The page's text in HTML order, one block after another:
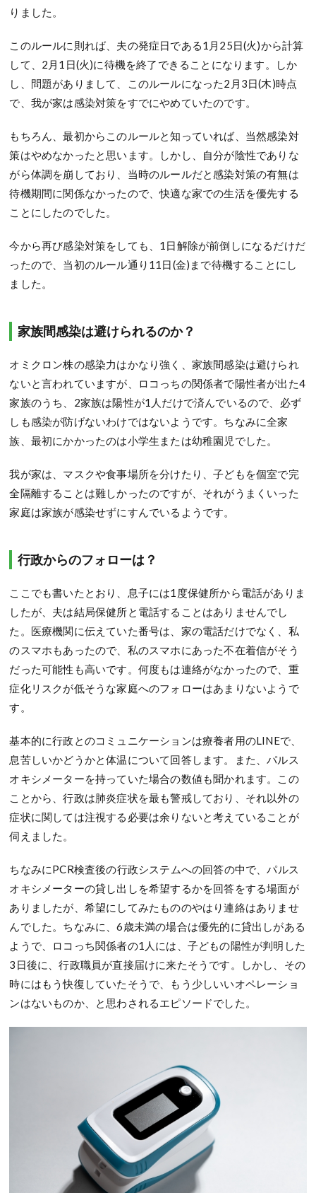
りました。
このルールに則れば、夫の発症日である1月25日(火)から計算
して、2月1日(火)に待機を終了できることになります。しか
し、問題がありまして、このルールになった2月3日(木)時点
で、我が家は感染対策をすでにやめていたのです。
もちろん、最初からこのルールと知っていれば、当然感染対
策はやめなかったと思います。しかし、自分が陰性でありな
がら体調を崩しており、当時のルールだと感染対策の有無は
待機期間に関係なかったので、快適な家での生活を優先する
ことにしたのでした。
今から再び感染対策をしても、1日解除が前倒しになるだけだ
ったので、当初のルール通り11日(金)まで待機することにし
ました。
家族間感染は避けられるのか？
オミクロン株の感染力はかなり強く、家族間感染は避けられ
ないと言われていますが、ロコっちの関係者で陽性者が出た4
家族のうち、2家族は陽性が1人だけで済んでいるので、必ず
しも感染が防げないわけではないようです。ちなみに全家
族、最初にかかったのは小学生または幼稚園児でした。
我が家は、マスクや食事場所を分けたり、子どもを個室で完
全隔離することは難しかったのですが、それがうまくいった
家庭は家族が感染せずにすんでいるようです。
行政からのフォローは？
ここでも書いたとおり、息子には1度保健所から電話がありま
したが、夫は結局保健所と電話することはありませんでし
た。医療機関に伝えていた番号は、家の電話だけでなく、私
のスマホもあったので、私のスマホにあった不在着信がそう
だった可能性も高いです。何度もは連絡がなかったので、重
症化リスクが低そうな家庭へのフォローはあまりないようで
す。
基本的に行政とのコミュニケーションは療養者用のLINEで、
息苦しいかどうかと体温について回答します。また、パルス
オキシメーターを持っていた場合の数値も聞かれます。この
ことから、行政は肺炎症状を最も警戒しており、それ以外の
症状に関しては注視する必要は余りないと考えていることが
伺えました。
ちなみにPCR検査後の行政システムへの回答の中で、パルス
オキシメーターの貸し出しを希望するかを回答をする場面が
ありましたが、希望にしてみたもののやはり連絡はありませ
んでした。ちなみに、6歳未満の場合は優先的に貸出しがある
ようで、ロコっち関係者の1人には、子どもの陽性が判明した
3日後に、行政職員が直接届けに来たそうです。しかし、その
時にはもう快復していたそうで、もう少しいいオペレーショ
ンはないものか、と思わされるエピソードでした。